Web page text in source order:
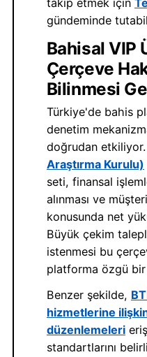
gündeminde
Bahisal VIP
Çerçeve
Bilinmesi
Türkiye'de bahis
denetim
doğrudan etkiliyor.
Araştırma Kurulu)
seti, finansal
alınması ve
konusunda net
Büyük çekim
istenmesi bu
platforma özgü
Benzer şekilde,
hizmetlerine
düzenlemeleri
standartlarını